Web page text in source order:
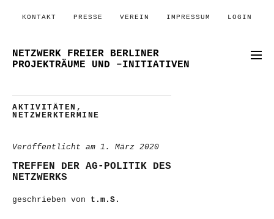
KONTAKT PRESSE VEREIN IMPRESSUM LOGIN
NETZWERK FREIER BERLINER
PROJEKTRÄUME UND –INITIATIVEN
AKTIVITÄTEN ,
NETZWERKTERMINE
Veröffentlicht am 1. März 2020
TREFFEN DER AG-POLITIK DES
NETZWERKS
geschrieben von t.m.S.